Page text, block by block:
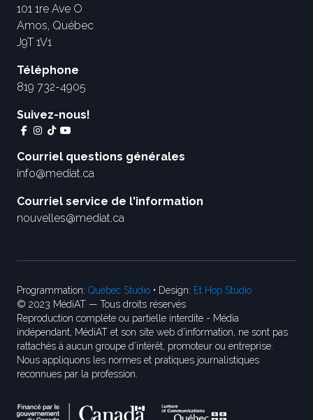
101 1re Ave O
Amos, Québec
J9T 1V1
Téléphone
819 732-4905
Suivez-nous!
Courriel questions générales
info@mediat.ca
Courriel service de l'information
nouvelles@mediat.ca
Programmation: Québec Studio • Design: Et Hop Studio
© 2023 MédiAT — Tous droits réservés
Reproduction complète ou partielle interdite - Média
indépendant, MédiAT et son site web d'information, ne sont pas
rattachés à aucun groupe d’intérêt, promoteur ou entreprise.
Nous appliquons les normes et pratiques journalistiques
reconnues par la profession.